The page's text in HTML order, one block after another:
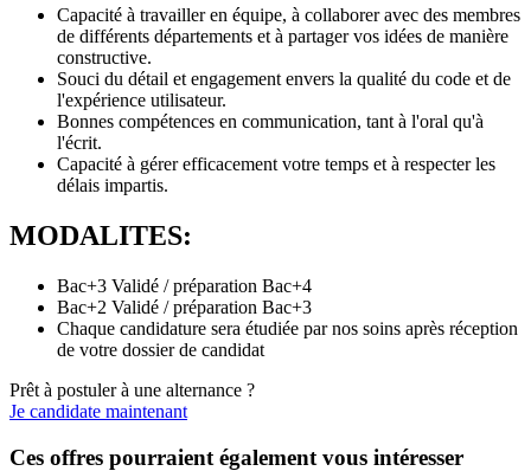
Capacité à travailler en équipe, à collaborer avec des membres
de différents départements et à partager vos idées de manière
constructive.
Souci du détail et engagement envers la qualité du code et de
l'expérience utilisateur.
Bonnes compétences en communication, tant à l'oral qu'à
l'écrit.
Capacité à gérer efficacement votre temps et à respecter les
délais impartis.
MODALITES:
Bac+3 Validé / préparation Bac+4
Bac+2 Validé / préparation Bac+3
Chaque candidature sera étudiée par nos soins après réception
de votre dossier de candidat
Prêt à postuler à une alternance ?
Je candidate maintenant
Ces offres pourraient également vous intéresser